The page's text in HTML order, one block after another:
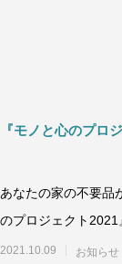
『モノと心のプロ
あなたの家の不要品
のプロジェクト
2021.10.09 お知らせ